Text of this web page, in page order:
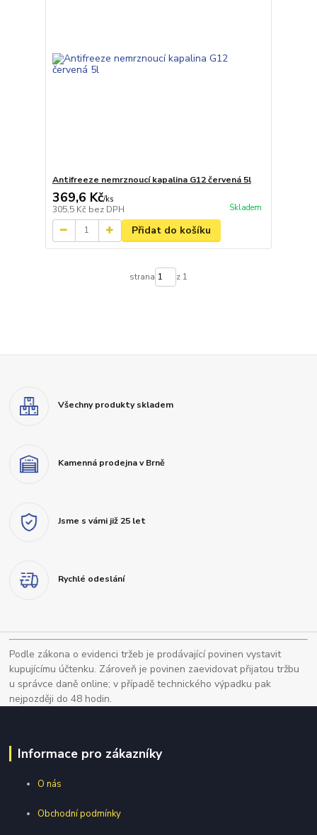
Antifreeze nemrznoucí kapalina G12 červená 5l
369,6 Kč/ks
305,5 Kč bez DPH Skladem
Přidat do košíku
strana z 1
Všechny produkty skladem
Kamenná prodejna v Brně
Jsme s vámi již 25 let
Rychlé odeslání
Podle zákona o evidenci tržeb je prodávající povinen vystavit
kupujícímu účtenku. Zároveň je povinen zaevidovat přijatou tržbu
u správce daně online; v případě technického výpadku pak
nejpozději do 48 hodin.
Informace pro zákazníky
O nás
Obchodní podmínky